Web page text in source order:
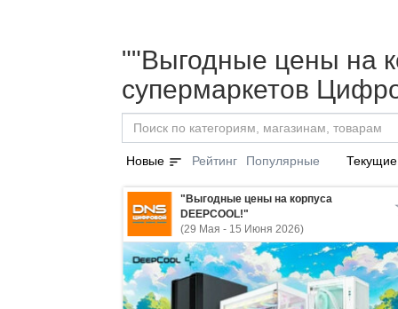
""Выгодные цены на
супермаркетов
Новые sort Рейтинг Популярные Текущие
"Выгодные цены на корпуса
DEEPCOOL!"
(29 Мая - 15 Июня 2026)